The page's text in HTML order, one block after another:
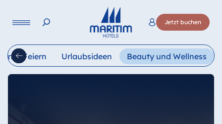
Jetzt buchen
Français Italiano
& Feiern Urlaubsideen Beauty und Wellness